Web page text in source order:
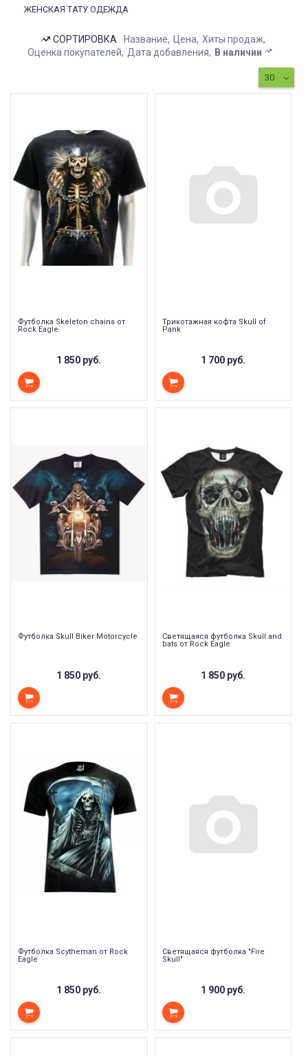
Гель для перевода
детжится до конца
сеанса
доволен
Хорошо переводит, при
быстро. Хороший гель,
давно пользуемся!!
ЖЕНСКАЯ ТАТУ ОДЕЖДА
СОРТИРОВКА Название Цена Хиты продаж
Оценка покупателей
Дата добавления В наличии
30
Футболка Skeleton chains от
Rock Eagle
1 850 руб.
Трикотажная кофта Skull of
Pank
1 700 руб.
Футболка Skull Biker Motorcycle
1 850 руб.
Светящаяся футболка Skull and
bats от Rock Eagle
1 850 руб.
Футболка Scytheman от Rock
Eagle
1 850 руб.
Светящаяся футболка "Fire
Skull"
1 900 руб.